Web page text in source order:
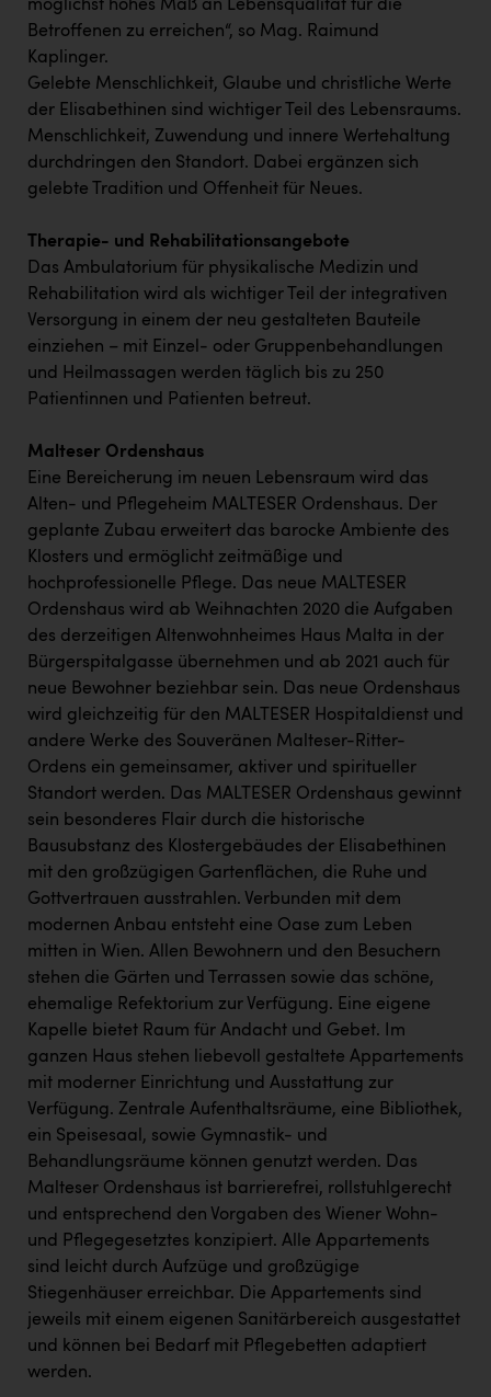
möglichst hohes Maß an Lebensqualität für die
Betroffenen zu erreichen“, so Mag. Raimund
Kaplinger.
Gelebte Menschlichkeit, Glaube und christliche Werte
der Elisabethinen sind wichtiger Teil des Lebensraums.
Menschlichkeit, Zuwendung und innere Wertehaltung
durchdringen den Standort. Dabei ergänzen sich
gelebte Tradition und Offenheit für Neues.
Therapie- und Rehabilitationsangebote
Das Ambulatorium für physikalische Medizin und
Rehabilitation wird als wichtiger Teil der integrativen
Versorgung in einem der neu gestalteten Bauteile
einziehen – mit Einzel- oder Gruppenbehandlungen
und Heilmassagen werden täglich bis zu 250
Patientinnen und Patienten betreut.
Malteser Ordenshaus
Eine Bereicherung im neuen Lebensraum wird das
Alten- und Pflegeheim MALTESER Ordenshaus. Der
geplante Zubau erweitert das barocke Ambiente des
Klosters und ermöglicht zeitmäßige und
hochprofessionelle Pflege. Das neue MALTESER
Ordenshaus wird ab Weihnachten 2020 die Aufgaben
des derzeitigen Altenwohnheimes Haus Malta in der
Bürgerspitalgasse übernehmen und ab 2021 auch für
neue Bewohner beziehbar sein. Das neue Ordenshaus
wird gleichzeitig für den MALTESER Hospitaldienst und
andere Werke des Souveränen Malteser-Ritter-
Ordens ein gemeinsamer, aktiver und spiritueller
Standort werden. Das MALTESER Ordenshaus gewinnt
sein besonderes Flair durch die historische
Bausubstanz des Klostergebäudes der Elisabethinen
mit den großzügigen Gartenflächen, die Ruhe und
Gottvertrauen ausstrahlen. Verbunden mit dem
modernen Anbau entsteht eine Oase zum Leben
mitten in Wien. Allen Bewohnern und den Besuchern
stehen die Gärten und Terrassen sowie das schöne,
ehemalige Refektorium zur Verfügung. Eine eigene
Kapelle bietet Raum für Andacht und Gebet. Im
ganzen Haus stehen liebevoll gestaltete Appartements
mit moderner Einrichtung und Ausstattung zur
Verfügung. Zentrale Aufenthaltsräume, eine Bibliothek,
ein Speisesaal, sowie Gymnastik- und
Behandlungsräume können genutzt werden. Das
Malteser Ordenshaus ist barrierefrei, rollstuhlgerecht
und entsprechend den Vorgaben des Wiener Wohn-
und Pflegegesetztes konzipiert. Alle Appartements
sind leicht durch Aufzüge und großzügige
Stiegenhäuser erreichbar. Die Appartements sind
jeweils mit einem eigenen Sanitärbereich ausgestattet
und können bei Bedarf mit Pflegebetten adaptiert
werden.